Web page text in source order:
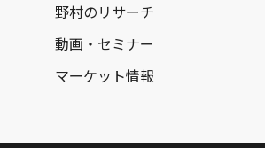
野村のリサーチ
動画・セミナー
マーケット情報